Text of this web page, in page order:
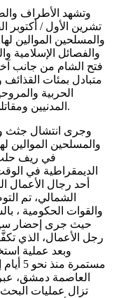
تشرين الأول / أكتوبر
والمسلحين الموالين
والفصائل الإسلامية
فتح الشام من جانب
متبادل بمئات القذائف
الحربية
المدنيين ومقاتلي الفصائل من جنسيات سورية وغير سورية.
والمسلحين الموالين
في ريف
الديمقراطية في
أحد رجال الأعمال
الشمالي، تم
والقوات الحكومية ،
حيث جرى إحضار
رجل الأعمال، الذي
وبعد عملية
العاصمة دمشق،
تزال عمليات